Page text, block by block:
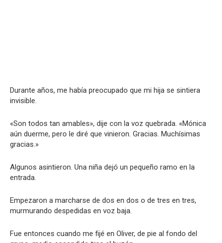
Durante años, me había preocupado que mi hija se sintiera
invisible.
«Son todos tan amables», dije con la voz quebrada. «Mónica
aún duerme, pero le diré que vinieron. Gracias. Muchísimas
gracias.»
Algunos asintieron. Una niña dejó un pequeño ramo en la
entrada.
Empezaron a marcharse de dos en dos o de tres en tres,
murmurando despedidas en voz baja.
Fue entonces cuando me fijé en Oliver, de pie al fondo del